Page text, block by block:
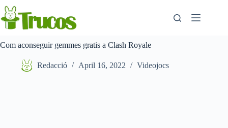
Saltar
al
contingut
Com aconseguir gemmes gratis a Clash Royale
Redacció April 16, 2022 Videojocs